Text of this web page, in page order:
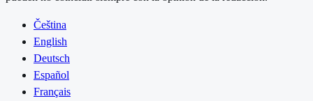
Čeština
English
Deutsch
Español
Français